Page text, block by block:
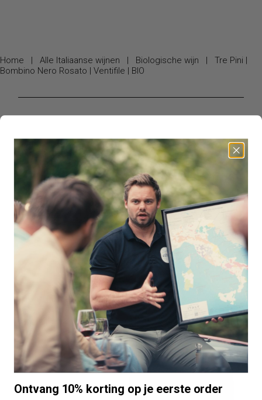
Home | Alle Italiaanse wijnen | Biologische wijn |
Tre Pini |
Bombino Nero Rosato | Ventifile | BIO
Ontvang 10% korting op je eerste order